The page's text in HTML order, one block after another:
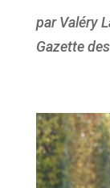
par Valéry
Gazette